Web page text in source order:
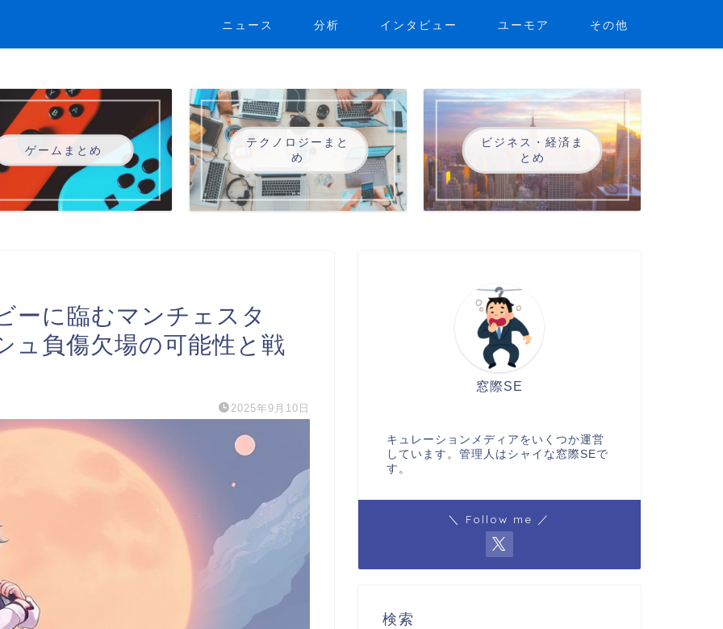
ニュース 分析 インタビュー ユーモア その他
ゲームまとめ
テクノロジーまと
め
ビジネス・経済ま
とめ
ーに臨むマンチェスタ
ュ負傷欠場の可能性と戦
2025年9月10日
窓際SE
キュレーションメディアをいくつか運営
しています。管理人はシャイな窓際SEで
す。
＼ Follow me ／
検索